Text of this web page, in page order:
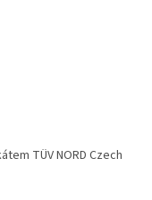
TÜV NORD Czech